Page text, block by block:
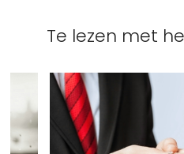
Te lezen met